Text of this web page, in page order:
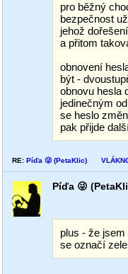
pro běžný
bezpečnost
jehož
a přitom
obnovení
být -
obnovu hesla
jedinečným
se heslo
pak přijde
RE: Píďa 😜 (PetaKlic)
Píďa 😜
plus - že
se označí